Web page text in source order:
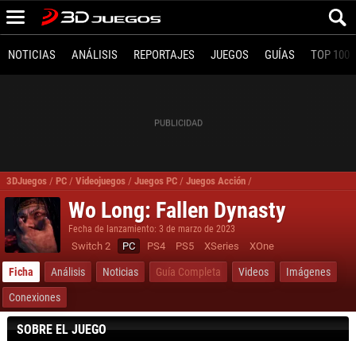
NOTICIAS ANÁLISIS REPORTAJES JUEGOS GUÍAS TOP 100
3DJuegos / PC / Videojuegos / Juegos PC / Juegos Acción /
Wo Long: Fallen Dynasty
Fecha de lanzamiento: 3 de marzo de 2023
Switch 2 PC PS4 PS5 XSeries XOne
Ficha Análisis Noticias Guía Completa Videos
Imágenes
Conexiones
SOBRE EL JUEGO